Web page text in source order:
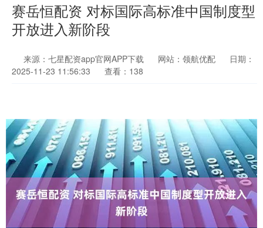
赛岳恒配资 对标国际高标准中国制度型
开放进入新阶段
来源：七星配资app官网APP下载 网站：领航优配
日期：
2025-11-23 11:56:33
查看：138